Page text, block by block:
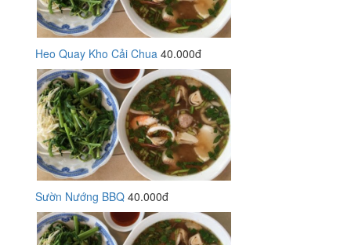
Heo Quay Kho Cải Chua 40.000đ
Sườn Nướng BBQ 40.000đ